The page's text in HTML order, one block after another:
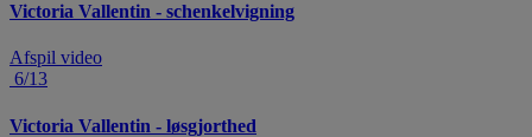
Victoria Vallentin - schenkelvigning
Afspil video
6/13
Victoria Vallentin - løsgjorthed